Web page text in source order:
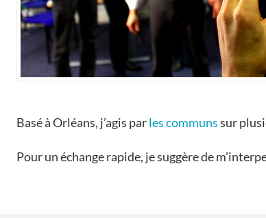
Basé à Orléans, j’agis parles communssur
Pour un échange rapide, je suggère de